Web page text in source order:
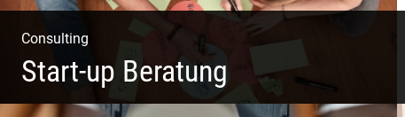
Consulting
Start-up Beratung